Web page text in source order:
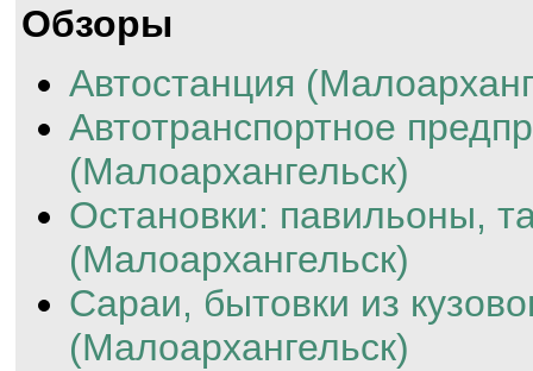
Обзоры
Автостанция
Автотранспортное
(Малоархангельск)
Остановки: павильоны,
(Малоархангельск)
Сараи, бытовки из
(Малоархангельск)